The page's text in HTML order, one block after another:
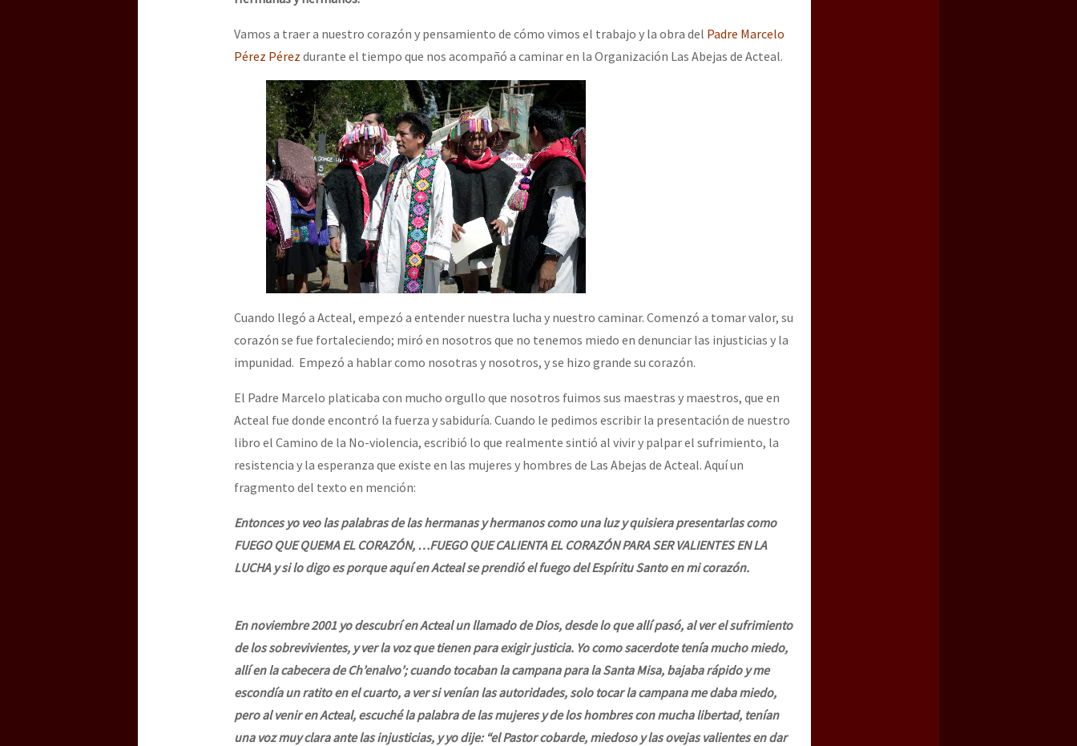
[25 abr – CDMX] Tokín por el CNI: 30 años de Resistencia y Rebeldía
Vamos a traer a nuestro corazón y pensamiento de cómo vimos el trabajo y la obra del Padre Marcelo
Pérez Pérez durante el tiempo que nos acompañó a caminar en la Organización Las Abejas de Acteal.
Cuando llegó a Acteal, empezó a entender nuestra lucha y nuestro caminar. Comenzó a tomar valor, su
corazón se fue fortaleciendo; miró en nosotros que no tenemos miedo en denunciar las injusticias y la
impunidad. Empezó a hablar como nosotras y nosotros, y se hizo grande su corazón.
El Padre Marcelo platicaba con mucho orgullo que nosotros fuimos sus maestras y maestros, que en
Acteal fue donde encontró la fuerza y sabiduría. Cuando le pedimos escribir la presentación de nuestro
libro el Camino de la No-violencia, escribió lo que realmente sintió al vivir y palpar el sufrimiento, la
resistencia y la esperanza que existe en las mujeres y hombres de Las Abejas de Acteal. Aquí un
fragmento del texto en mención:
Entonces yo veo las palabras de las hermanas y hermanos como una luz y quisiera presentarlas como
FUEGO QUE QUEMA EL CORAZÓN, …FUEGO QUE CALIENTA EL CORAZÓN PARA SER VALIENTES EN LA
LUCHA y si lo digo es porque aquí en Acteal se prendió el fuego del Espíritu Santo en mi corazón.
En noviembre 2001 yo descubrí en Acteal un llamado de Dios, desde lo que allí pasó, al ver el sufrimiento
de los sobrevivientes, y ver la voz que tienen para exigir justicia. Yo como sacerdote tenía mucho miedo,
allí en la cabecera de Ch’enalvo’; cuando tocaban la campana para la Santa Misa, bajaba rápido y me
escondía un ratito en el cuarto, a ver si venían las autoridades, solo tocar la campana me daba miedo,
pero al venir en Acteal, escuché la palabra de las mujeres y de los hombres con mucha libertad, tenían
una voz muy clara ante las injusticias, y yo dije: “el Pastor cobarde, miedoso y las ovejas valientes en dar